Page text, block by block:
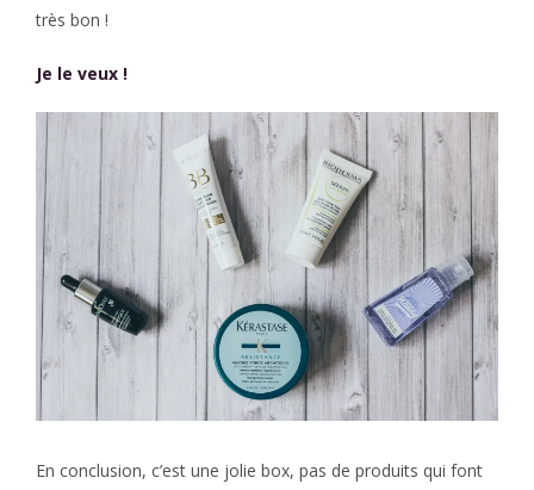
très bon !
Je le veux !
En conclusion, c’est une jolie box, pas de produits qui font